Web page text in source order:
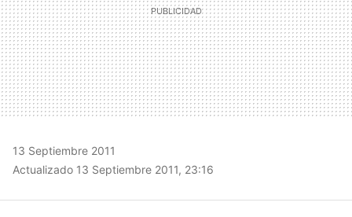
13 Septiembre 2011
Actualizado 13 Septiembre 2011, 23:16